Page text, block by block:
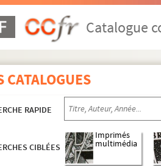
Catalogue
CATALOGUES
RAPIDE
CIBLÉES
Imprimés
multimédia